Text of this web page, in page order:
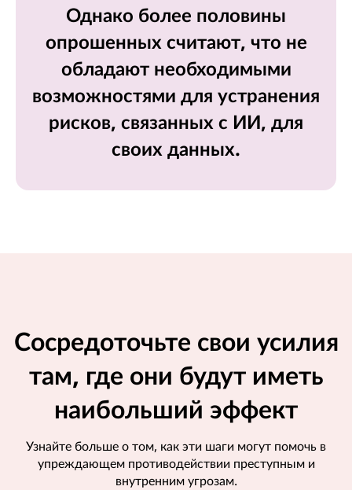
Однако более половины
опрошенных считают, что не
обладают необходимыми
возможностями для устранения
рисков, связанных с ИИ, для
своих данных.
Сосредоточьте свои усилия
там, где они будут иметь
наибольший эффект
Узнайте больше о том, как эти шаги могут помочь в
упреждающем противодействии преступным и
внутренним угрозам.